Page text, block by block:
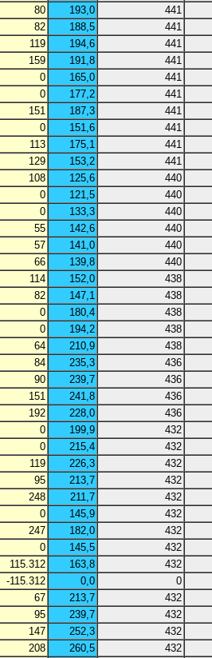
80 193,0 441
82 188,5 441
119 194,6 441
159 191,8 441
0 165,0 441
0 177,2 441
151 187,3 441
0 151,6 441
113 175,1 441
129 153,2 441
108 125,6 440
0 121,5 440
0 133,3 440
55 142,6 440
57 141,0 440
66 139,8 440
114 152,0 438
82 147,1 438
0 180,4 438
0 194,2 438
64 210,9 438
84 235,3 436
90 239,7 436
151 241,8 436
192 228,0 436
0 199,9 432
0 215,4 432
119 226,3 432
95 213,7 432
248 211,7 432
0 145,9 432
247 182,0 432
0 145,5 432
115.312 163,8 432
-115.312 0,0 0
67 213,7 432
95 239,7 432
147 252,3 432
208 260,5 432